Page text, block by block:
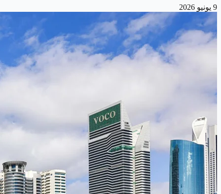
9 يونيو 2026